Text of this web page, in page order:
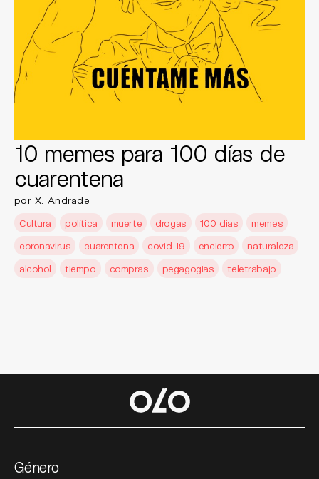
10 memes para 100 días de
cuarentena
por X. Andrade
Cultura
política muerte drogas 100 dias
memes
coronavirus
cuarentena covid 19 encierro
naturaleza
alcohol
tiempo compras pegagogias teletrabajo
Género